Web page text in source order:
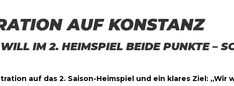
AUF KONSTANZ
IM 2. HEIMSPIEL BEIDE PUNKTE –
auf das 2. Saison-Heimspiel und ein klares Ziel: